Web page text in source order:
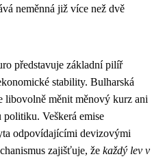
neměnná již více než dvě
představuje základní pilíř
stability. Bulharská
libovolně měnit měnový kurz ani
Veškerá emise
odpovídajícími devizovými
zajišťuje, že každý lev v